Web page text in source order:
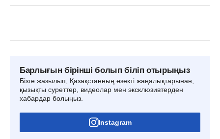
Барлығын бірінші болып біліп отырыңыз
Бізге жазылып, Қазақстанның өзекті жаңалықтарынан,
қызықты суреттер, видеолар мен эксклюзивтерден
хабардар болыңыз.
Instagram